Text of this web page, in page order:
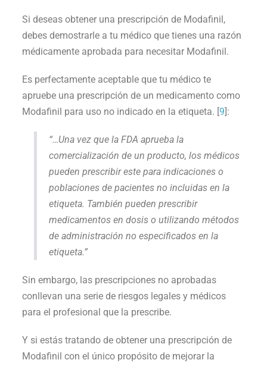
Si deseas obtener una prescripción de Modafinil,
debes demostrarle a tu médico que tienes una razón
médicamente aprobada para necesitar Modafinil.
Es perfectamente aceptable que tu médico te
apruebe una prescripción de un medicamento como
Modafinil para uso no indicado en la etiqueta. [9 ]:
“…Una vez que la FDA aprueba la
comercialización de un producto, los médicos
pueden prescribir este para indicaciones o
poblaciones de pacientes no incluidas en la
etiqueta. También pueden prescribir
medicamentos en dosis o utilizando métodos
de administración no especificados en la
etiqueta.”
Sin embargo, las prescripciones no aprobadas
conllevan una serie de riesgos legales y médicos
para el profesional que la prescribe.
Y si estás tratando de obtener una prescripción de
Modafinil con el único propósito de mejorar la